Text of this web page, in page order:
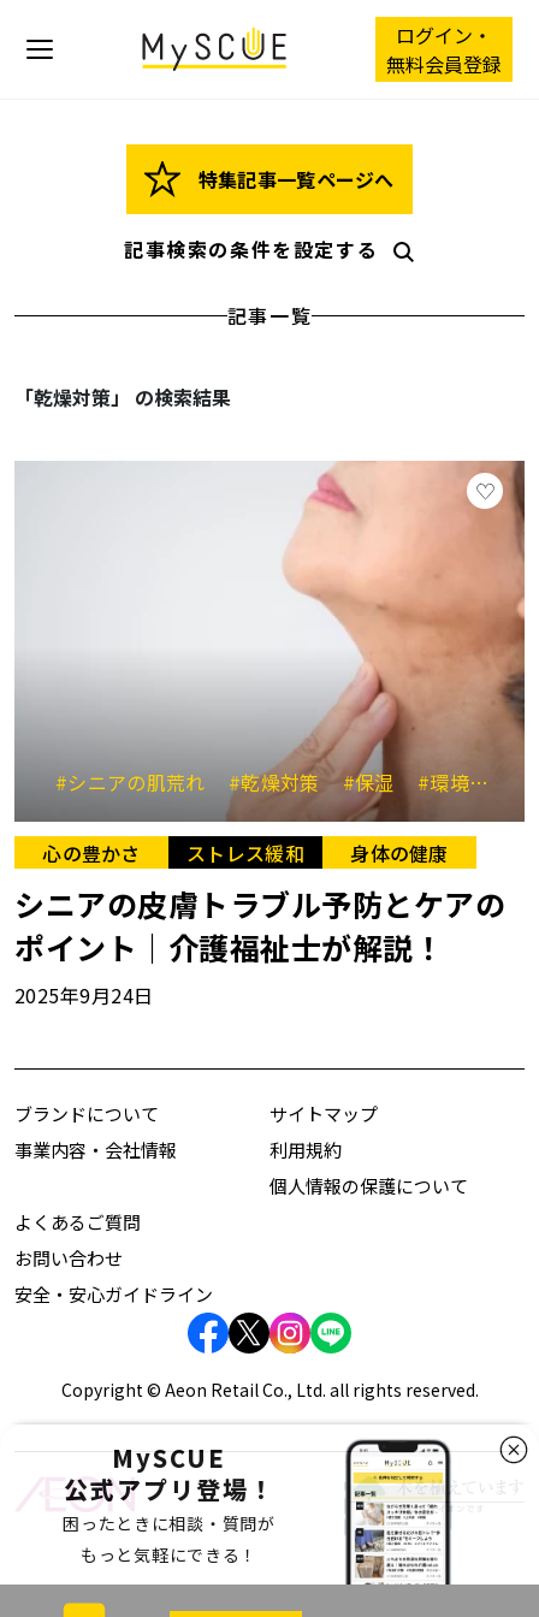
ログイン・
無料会員登録
特集記事一覧ページへ
記事検索の条件を設定する
記事一覧
「乾燥対策」 の検索結果
#シニアの肌荒れ #乾燥対策 #保湿 #環境整備
心の豊かさ ストレス緩和 身体の健康
シニアの皮膚トラブル予防とケアの
ポイント｜介護福祉士が解説！
2025年9月24日
MySCUE
公式アプリ登場！
困ったときに相談・質問が
もっと気軽にできる！
ブランドについて
事業内容・会社情報
サイトマップ
利用規約
個人情報の保護について
よくあるご質問
お問い合わせ
安全・安心ガイドライン
Copyright © Aeon Retail Co., Ltd. all rights reserved.